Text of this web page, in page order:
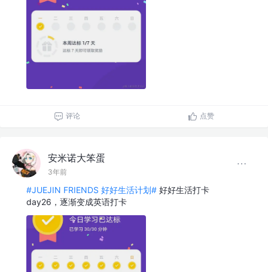
评论 点赞
安米诺大笨蛋
3年前
#JUEJIN FRIENDS 好好生活计划# 好好生活打卡
day26，逐渐变成英语打卡